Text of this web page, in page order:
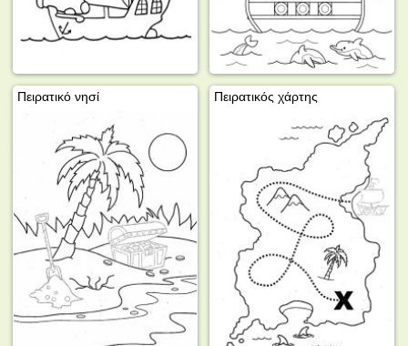
Πειρατικό νησί Πειρατικός χάρτης